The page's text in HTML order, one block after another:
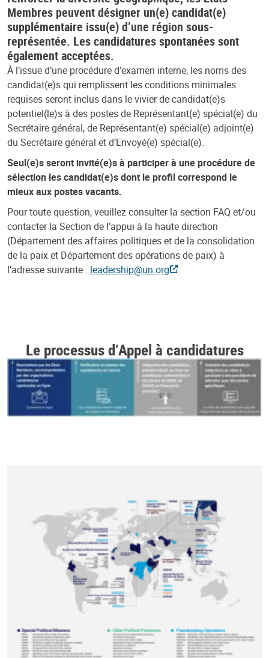
Membres peuvent désigner un(e) candidat(e)
supplémentaire issu(e) d’une région sous-
représentée. Les candidatures spontanées sont
également acceptées.
À l’issue d’une procédure d’examen interne, les noms des
candidat(e)s qui remplissent les conditions minimales
requises seront inclus dans le vivier de candidat(e)s
potentiel(le)s à des postes de Représentant(e) spécial(e) du
Secrétaire général, de Représentant(e) spécial(e) adjoint(e)
du Secrétaire général et d’Envoyé(e) spécial(e).
Seul(e)s seront invité(e)s à participer à une procédure de
sélection les candidat(e)s dont le profil correspond le
mieux aux postes vacants.
Pour toute question, veuillez consulter la section FAQ et/ou
contacter la Section de l’appui à la haute direction
(Département des affaires politiques et de la consolidation
de la paix et Département des opérations de paix) à
l’adresse suivante : leadership@un.org .
Le processus d’Appel à candidatures